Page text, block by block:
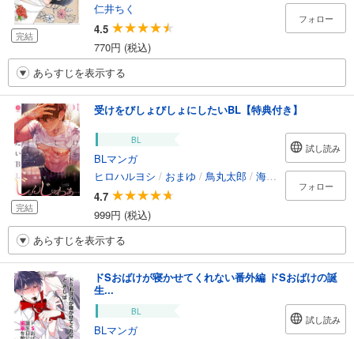
完結
仁井ちく
4.5
770円 (税込)
フォロー
あらすじを表示する
完結
受けをびしょびしょにしたいBL【特典付き】
BL
BLマンガ
ヒロハルヨシ / おまゆ / 鳥丸太郎 / 海野えび /栗原カナ
4.7
999円 (税込)
試し読み
フォロー
あらすじを表示する
ドSおばけが寝かせてくれない番外編 ドSおばけの誕
生...
BL
BLマンガ
試し読み